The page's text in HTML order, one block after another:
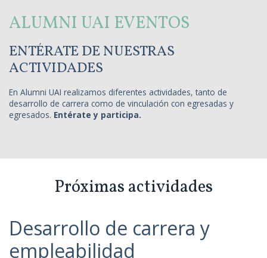
ALUMNI UAI EVENTOS
ENTÉRATE DE NUESTRAS
ACTIVIDADES
En Alumni UAI realizamos diferentes actividades, tanto de
desarrollo de carrera como de vinculación con egresadas y
egresados. Entérate y participa.
Próximas actividades
Desarrollo de carrera y
empleabilidad